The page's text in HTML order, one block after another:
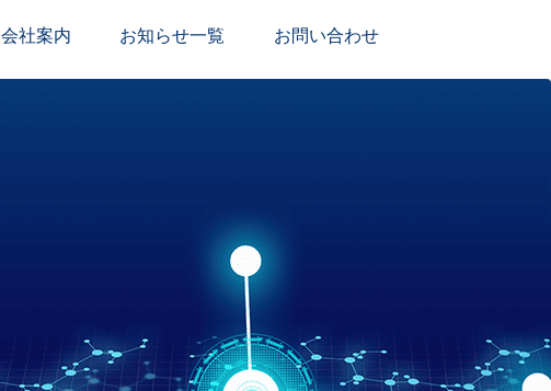
会社案内 お知らせ一覧 お問い合わせ